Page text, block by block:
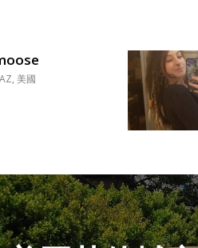
界 运动，伴
购买...
诚 热情 相似
冒险， 相似
不抽烟 不酗酒
美國